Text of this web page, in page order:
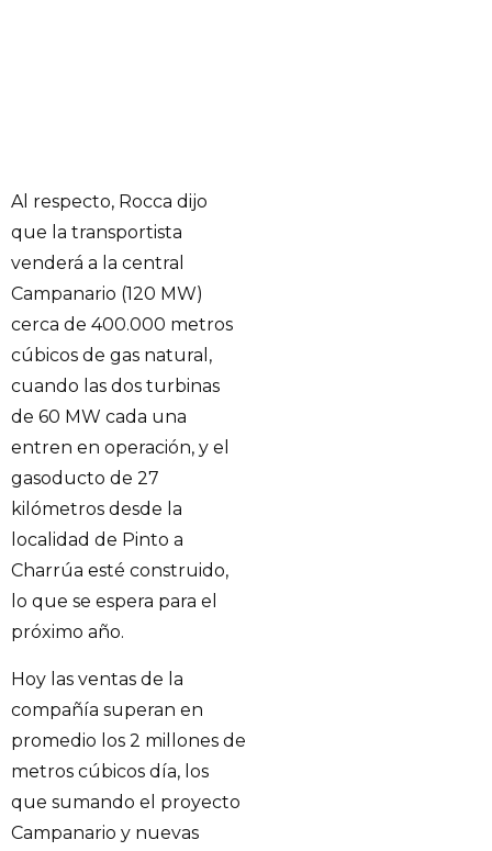
Al respecto, Rocca dijo
que la transportista
venderá a la central
Campanario (120 MW)
cerca de 400.000 metros
cúbicos de gas natural,
cuando las dos turbinas
de 60 MW cada una
entren en operación, y el
gasoducto de 27
kilómetros desde la
localidad de Pinto a
Charrúa esté construido,
lo que se espera para el
próximo año.
Hoy las ventas de la
compañía superan en
promedio los 2 millones de
metros cúbicos día, los
que sumando el proyecto
Campanario y nuevas